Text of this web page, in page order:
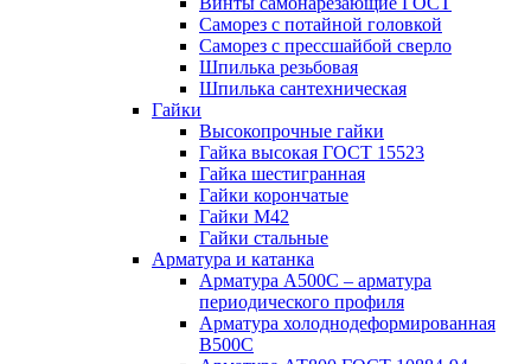
Саморез с потайной головкой
Саморез с прессшайбой сверло
Шпилька резьбовая
Шпилька сантехническая
Гайки
Высокопрочные гайки
Гайка высокая ГОСТ 15523
Гайка шестигранная
Гайки корончатые
Гайки М42
Гайки стальные
Арматура и катанка
Арматура А500С – арматура
периодического профиля
Арматура холоднодеформированная
В500С